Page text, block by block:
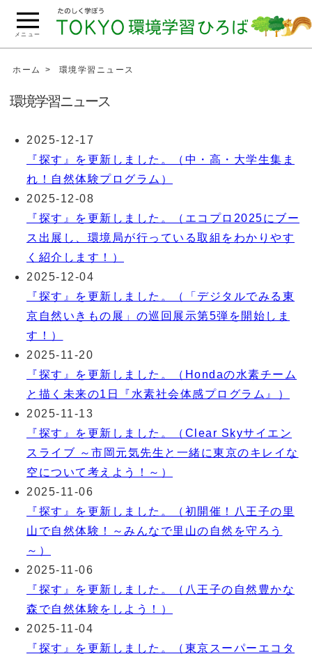
ペ
の
メニュー
ホーム 環境学習ニュース
環境学習ニュース
2025-12-17
『探す』を更新しました。（中・高・大学生集ま
れ！自然体験プログラム）
2025-12-08
『探す』を更新しました。（エコプロ2025にブー
ス出展し、環境局が行っている取組をわかりやす
く紹介します！）
2025-12-04
『探す』を更新しました。（「デジタルでみる東
京自然いきもの展」の巡回展示第5弾を開始しま
す！）
2025-11-20
『探す』を更新しました。（Hondaの水素チーム
と描く未来の1日『水素社会体感プログラム』）
2025-11-13
『探す』を更新しました。（Clear Skyサイエン
スライブ ～市岡元気先生と一緒に東京のキレイな
空について考えよう！～）
2025-11-06
『探す』を更新しました。（初開催！八王子の里
山で自然体験！～みんなで里山の自然を守ろう
～）
2025-11-06
『探す』を更新しました。（八王子の自然豊かな
森で自然体験をしよう！）
2025-11-04
『探す』を更新しました。（東京スーパーエコタ